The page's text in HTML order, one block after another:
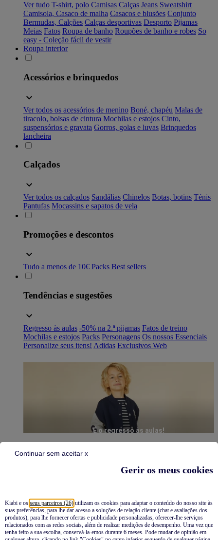
Gerir os meus cookies
Kiabi e os seus parceiros (26) utilizam os cookies para adaptar o conteúdo do nosso site às
suas preferências, para lhe dar acesso a soluções de relação cliente (chat e avaliações dos
produtos), para lhe fornecer ofertas e publicidade personalizadas, oferecer-lhe serviços
relacionados com as redes sociais, além de realizar medições de desempenho. Uma vez que
tenha feito a sua escolha, conservá-la-emos durante 6 meses. Pode mudar de opinião em
Continuar sem aceitar x
Ver tudo T-shirt, polo Camisas Calças Jeans Sweatshirt
Camisola, Casaco de malha Casacos e blusões Conjunto
Bermudas, Calções Calças desportivas Desporto Pijamas
Meias Fatos Roupa de banho Roupões de banho e robes So
easy - Coleção fácil de vestir
Roupa interior
Acessórios e brinquedos
Ver todos os acessórios de menino Boné, chapéu Malas de
tiracolo, bolsas de cintura Mochilas e estojos Cinto,
suspensórios e gravata Gorros, golas e luvas Brinquedos
lancheira
Calçados
Ver todos os calçados Sandálias Chinelos Botas, botins Ténis
Pantufas Mocassins e sapatos de vela
Promoções e descontos
Tudo a menos de 10€ Packs Best sellers
Tendências e sugestões
Regresso às aulas -50% na 2.ª pijamas Fatos de treino
Mochilas e estojos Packs Personagens Os nossos Essenciais
Personalize seus itens! Adidas Exclusivos Web
É o regresso às aulas!
Pijamas
Novidades